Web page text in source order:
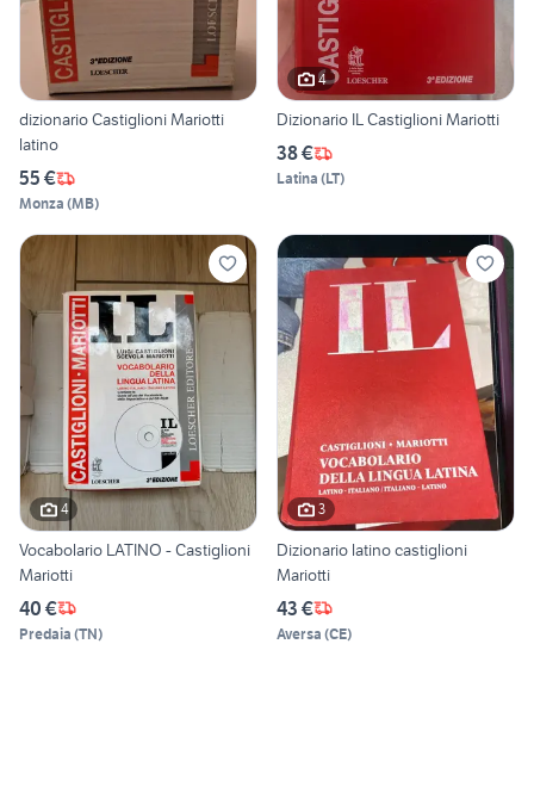
dizionario Castiglioni Mariotti
latino
55 €
Monza (MB)
4
Dizionario IL Castiglioni Mariotti
38 €
Latina (LT)
4
Vocabolario LATINO - Castiglioni
Mariotti
40 €
Predaia (TN)
3
Dizionario latino castiglioni
Mariotti
43 €
Aversa (CE)